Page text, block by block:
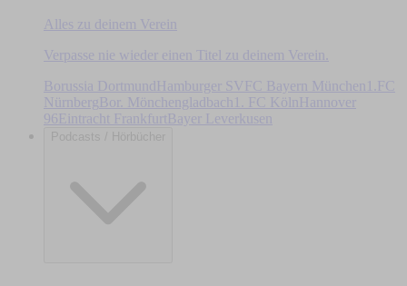
Alles zu deinem Verein
Verpasse nie wieder einen Titel zu deinem Verein.
Borussia DortmundHamburger SV FC Bayern München
1.FC
Nürnberg Bor. Mönchengladbach 1. FC Köln
Hannover
96Eintracht Frankfurt Bayer Leverkusen
Podcasts / Hörbücher